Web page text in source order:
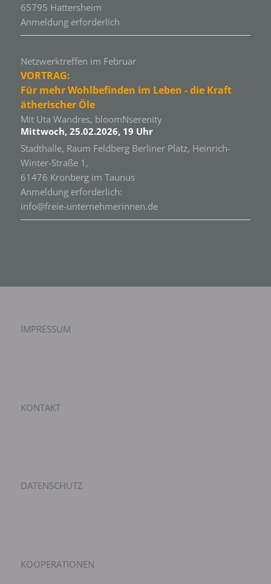
65795 Hattersheim
Anmeldung erforderlich
Netzwerktreffen im Februar
VORTRAG:
Für mehr Wohlbefinden im Leben - die Kraft
ätherischer Öle
Mit Uta Wandres, bloomNserenity
Mittwoch, 25.02.2026, 19 Uhr
Stadthalle, Raum Feldberg Berliner Platz, Heinrich-
Winter-Straße 1,
61476 Kronberg im Taunus
Anmeldung erforderlich:
info@freie-unternehmerinnen.de
IMPRESSUM
KONTAKT
DATENSCHUTZ
KOOPERATIONEN